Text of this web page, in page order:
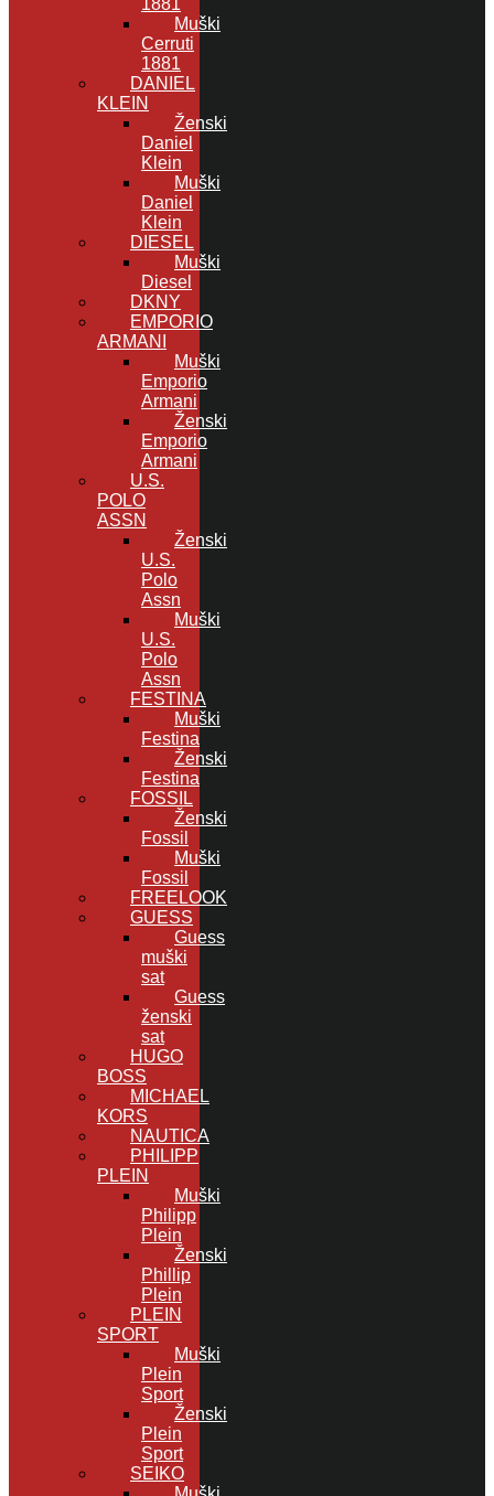
Muški
Cerruti
1881
DANIEL
KLEIN
Ženski
Daniel
Klein
Muški
Daniel
Klein
DIESEL
Muški
Diesel
DKNY
EMPORIO
ARMANI
Muški
Emporio
Armani
Ženski
Emporio
Armani
U.S.
POLO
ASSN
Ženski
U.S.
Polo
Assn
Muški
U.S.
Polo
Assn
FESTINA
Muški
Festina
Ženski
Festina
FOSSIL
Ženski
Fossil
Muški
Fossil
FREELOOK
GUESS
Guess
muški
sat
Guess
ženski
sat
HUGO
BOSS
MICHAEL
KORS
NAUTICA
PHILIPP
PLEIN
Muški
Philipp
Plein
Ženski
Phillip
Plein
PLEIN
SPORT
Muški
Plein
Sport
Ženski
Plein
Sport
SEIKO